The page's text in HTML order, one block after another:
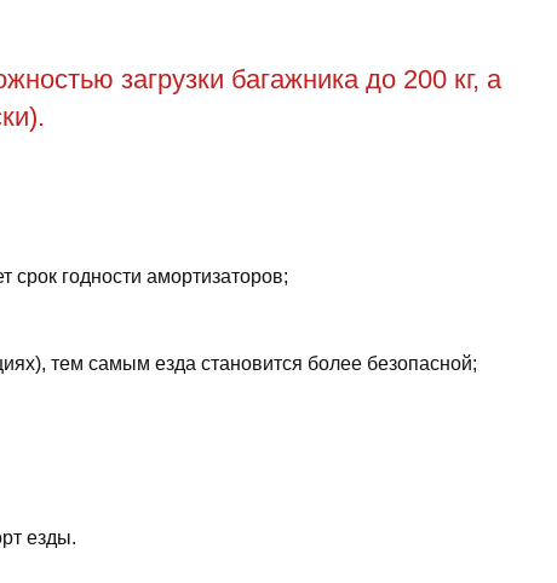
загрузки багажника до 200 кг, а
срок годности амортизаторов;
тем самым езда становится более безопасной;
езды.